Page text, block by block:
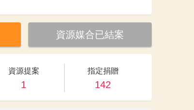
資源媒合已結案
資源提案
1
指定捐贈
142